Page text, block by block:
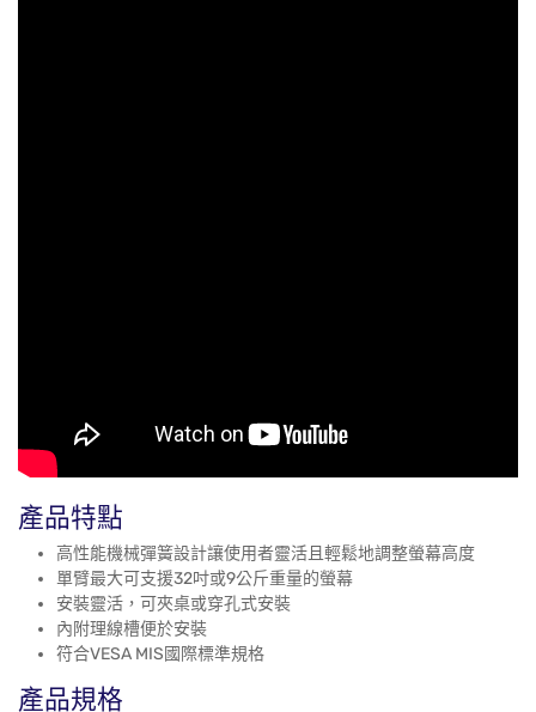
產品特點
高性能機械彈簧設計讓使用者靈活且輕鬆地調整螢幕高度
單臂最大可支援32吋或9公斤重量的螢幕
安裝靈活，可夾桌或穿孔式安裝
內附理線槽便於安裝
符合VESA MIS國際標準規格
產品規格